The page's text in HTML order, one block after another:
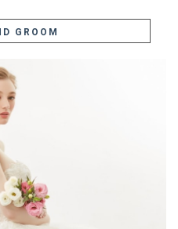
GROOM